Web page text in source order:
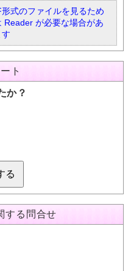
形式のファイルを見るため
Reader が必要な場合があ
す
ト
か？
る
する問合せ